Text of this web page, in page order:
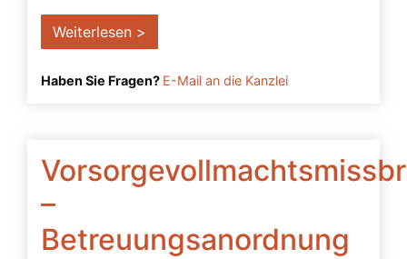
Weiterlesen >
Haben Sie Fragen? E-Mail an die Kanzlei
–
Betreuungsanordnung
Natürlicher Wille
Prokura
Rechtsanwalt